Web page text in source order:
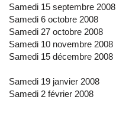
Samedi 15 septembre 2008
Samedi 6 octobre 2008
Samedi 27 octobre 2008
Samedi 10 novembre 2008
Samedi 15 décembre 2008
Samedi 19 janvier 2008
Samedi 2 février 2008